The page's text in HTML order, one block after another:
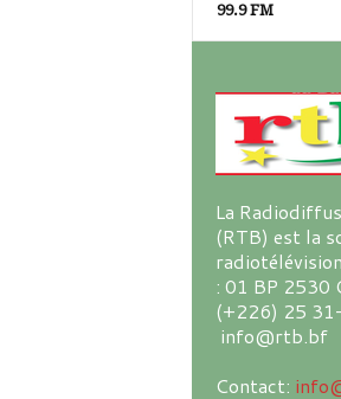
99.9 FM
La
(RTB) est la
: 01 BP 2530
(+226) 25
info@rtb.bf
Contact: